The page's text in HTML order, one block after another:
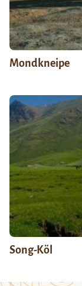
Mondkneipe
Song-Köl